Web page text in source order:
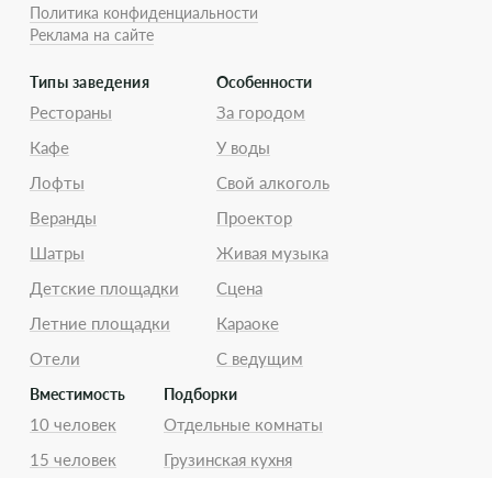
Политика конфиденциальности
Реклама на сайте
Типы заведения
Рестораны
Кафе
Лофты
Веранды
Шатры
Детские площадки
Летние площадки
Отели
Особенности
За городом
У воды
Свой алкоголь
Проектор
Живая музыка
Сцена
Караоке
С ведущим
Вместимость
10 человек
15 человек
Подборки
Отдельные комнаты
Грузинская кухня